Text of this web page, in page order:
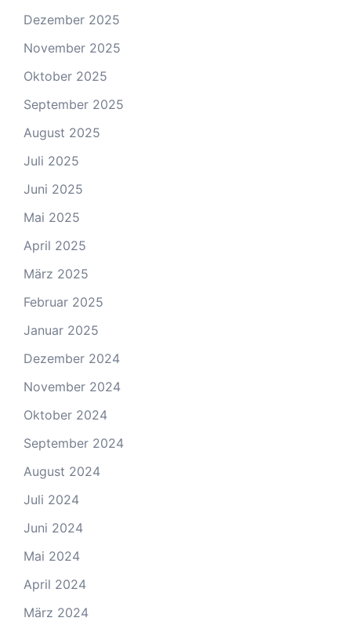
Dezember 2025
November 2025
Oktober 2025
September 2025
August 2025
Juli 2025
Juni 2025
Mai 2025
April 2025
März 2025
Februar 2025
Januar 2025
Dezember 2024
November 2024
Oktober 2024
September 2024
August 2024
Juli 2024
Juni 2024
Mai 2024
April 2024
März 2024